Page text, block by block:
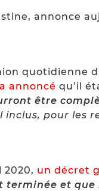
annonce
quotidienne
annoncé qu’il
être
inclus, pour
2020, un décret
terminée et